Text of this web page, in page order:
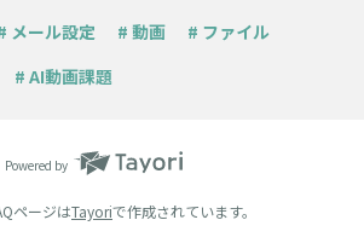
メール設定 # 動画
# ファイル
# AI動画課題
Powered by
ページはTayoriで作成されています。